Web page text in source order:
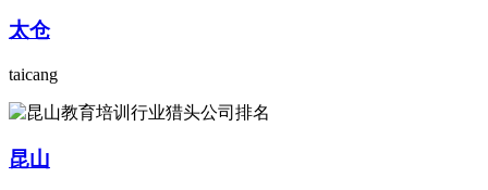
太仓
taicang
昆山